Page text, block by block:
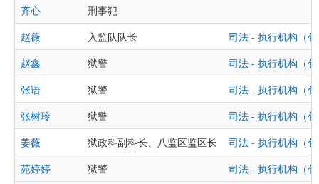
齐心
刑事犯
赵薇
入监队队长
司法 - 执行机构（
赵鑫
狱警
司法 - 执行机构（
张语
狱警
司法 - 执行机构（
张树玲
狱警
司法 - 执行机构（
姜薇
狱政科副科长、八监区监区长
司法 - 执行机构（
苑婷婷
狱警
司法 - 执行机构（